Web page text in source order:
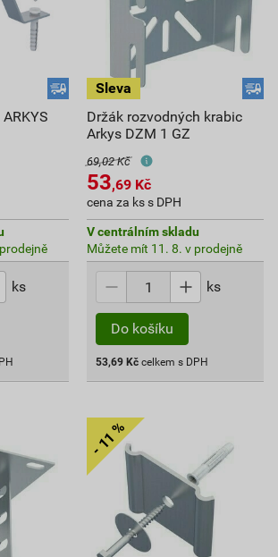
ks
Držák rozvodných krabic
Arkys DZM 1 GZ
69,02 Kč
53,69 Kč
cena za ks s DPH
V centrálním skladu
Můžete mít 11. 8. v prodejně
ks
Do košíku
53,69 Kč celkem s DPH